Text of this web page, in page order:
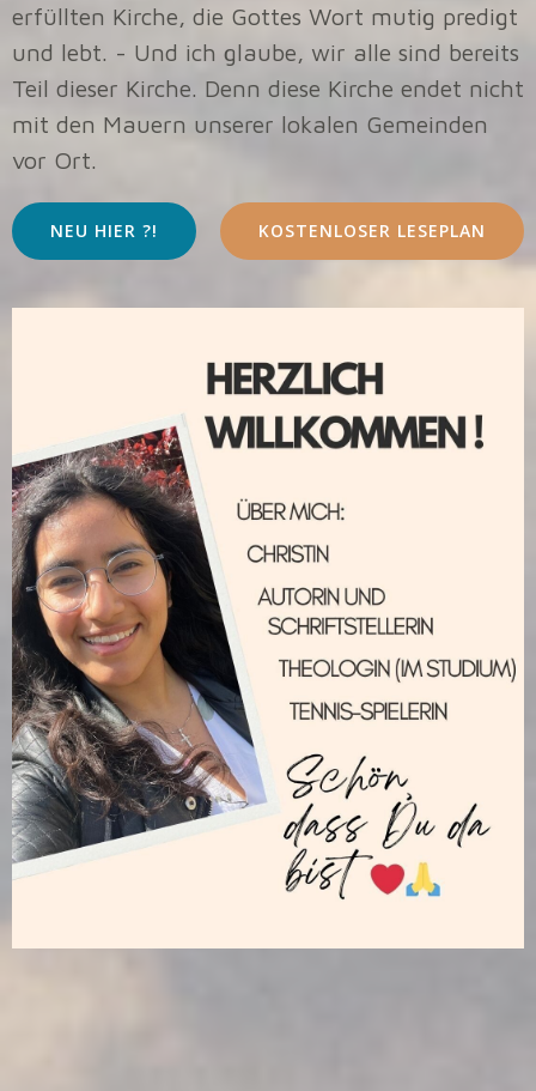
erfüllten Kirche, die Gottes Wort mutig predigt
und lebt. - Und ich glaube, wir alle sind bereits
Teil dieser Kirche. Denn diese Kirche endet nicht
mit den Mauern unserer lokalen Gemeinden
vor Ort.
NEU HIER ?! KOSTENLOSER LESEPLAN